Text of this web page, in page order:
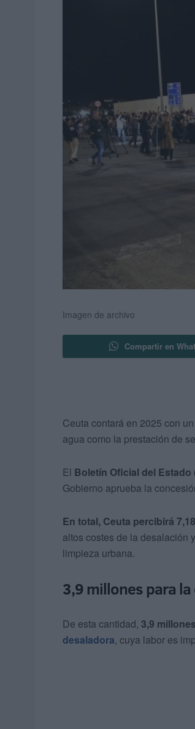
Imagen de archivo
Compartir en
Ceuta contará en 2025 con
agua como la prestación de
El Boletín Oficial del Estado
Gobierno aprueba la
En total, Ceuta percibirá
altos costes de la desalación
limpieza urbana.
3,9 millones para
De esta cantidad, 3,9 millones
desaladora, cuya labor es